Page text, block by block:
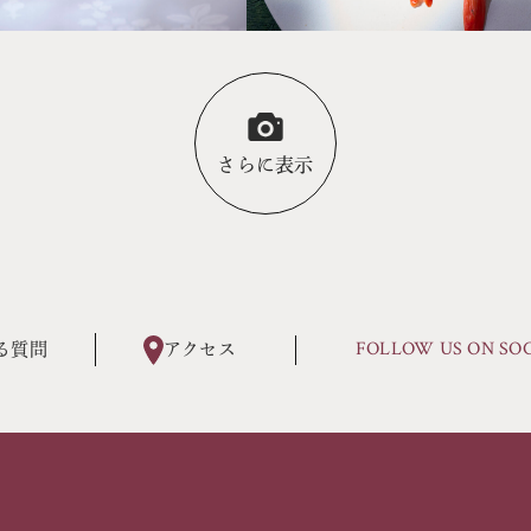
さらに表示
質問 アクセス FOLLOW US ON